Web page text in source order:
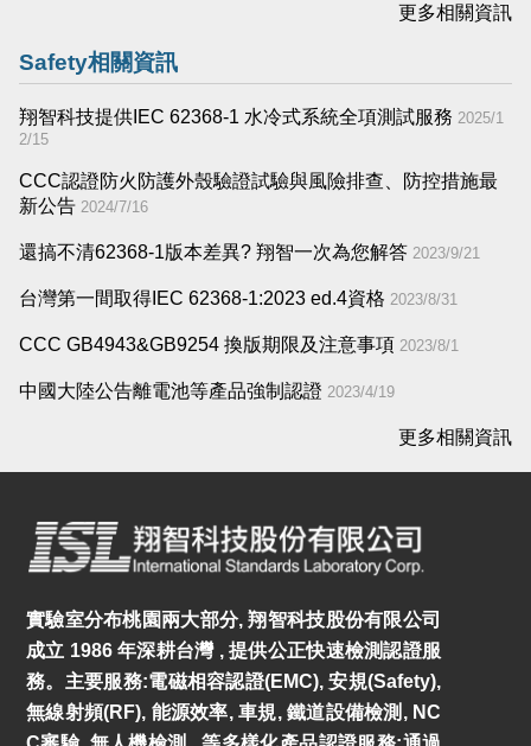
更多相關資訊
Safety相關資訊
翔智科技提供IEC 62368-1 水冷式系統全項測試服務 2025/1
2/15
CCC認證防火防護外殼驗證試驗與風險排查、防控措施最
新公告 2024/7/16
還搞不清62368-1版本差異​? 翔智一次為您解答 2023/9/21
台灣第一間取得IEC 62368-1:2023 ed.4資格 2023/8/31
CCC GB4943&GB9254 換版期限及注意事項 2023/8/1
中國大陸公告離電池等產品強制認證 2023/4/19
更多相關資訊
實驗室分布桃園兩大部分, 翔智科技股份有限公司
成立 1986 年深耕台灣 , 提供公正快速檢測認證服
務。主要服務:電磁相容認證(EMC), 安規(Safety),
無線射頻(RF), 能源效率, 車規, 鐵道設備檢測, NC